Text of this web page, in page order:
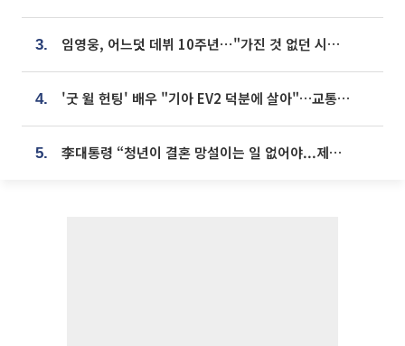
3. 임영웅, 어느덧 데뷔 10주년⋯"가진 것 없던 시절, 내 앞엔 20명의 팬뿐"
4. '굿 윌 헌팅' 배우 "기아 EV2 덕분에 살아"…교통사고 후 안전성 극찬
5. 李대통령 “청년이 결혼 망설이는 일 없어야...제도상 불이익 조사”